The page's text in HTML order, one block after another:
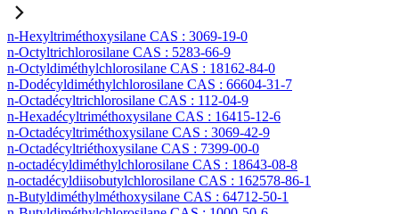
n-Hexyltriméthoxysilane CAS : 3069-19-0
n-Octyltrichlorosilane CAS : 5283-66-9
n-Octyldiméthylchlorosilane CAS : 18162-84-0
n-Dodécyldiméthylchlorosilane CAS : 66604-31-7
n-Octadécyltrichlorosilane CAS : 112-04-9
n-Hexadécyltriméthoxysilane CAS : 16415-12-6
n-Octadécyltriméthoxysilane CAS : 3069-42-9
n-Octadécyltriéthoxysilane CAS : 7399-00-0
n-octadécyldiméthylchlorosilane CAS : 18643-08-8
n-octadécyldiisobutylchlorosilane CAS : 162578-86-1
n-Butyldiméthylméthoxysilane CAS : 64712-50-1